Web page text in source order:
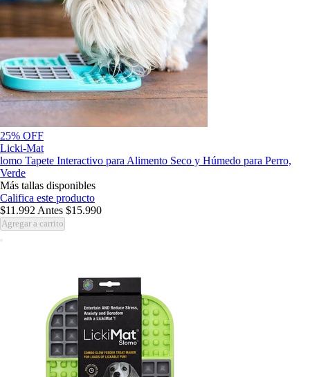
25% OFF
Licki-Mat
lomo Tapete Interactivo para Alimento Seco y Húmedo para Perro,
Verde
Más tallas disponibles
Califica este producto
$11.992 Antes $15.990
Agregar a carrito